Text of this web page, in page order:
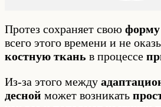
Протез сохраняет свою форму
всего этого времени и не
костную ткань в процессе
Из-за этого между
десной может возникать